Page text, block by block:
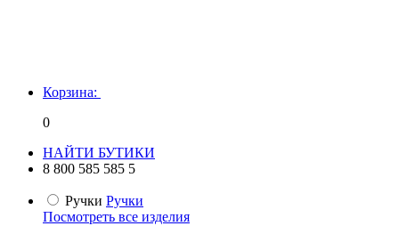
Корзина:
0
НАЙТИ БУТИКИ
8 800 585 585 5
Ручки Ручки
Посмотреть все изделия